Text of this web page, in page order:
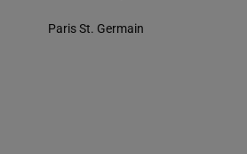
Paris St. Germain